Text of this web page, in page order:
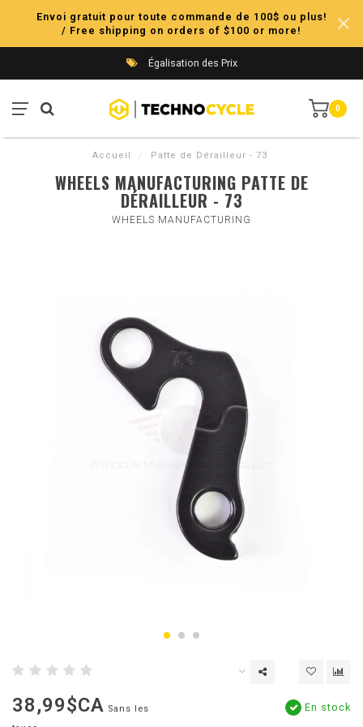
Envoi gratuit pour toute commande de 100$ ou plus!
/ Free shipping on orders of $100 or more!
Égalisation des Prix
0
Accueil / Patte de Dérailleur - 73
WHEELS MANUFACTURING PATTE DE
DÉRAILLEUR - 73
WHEELS MANUFACTURING
38,99$CA Sans les
En stock